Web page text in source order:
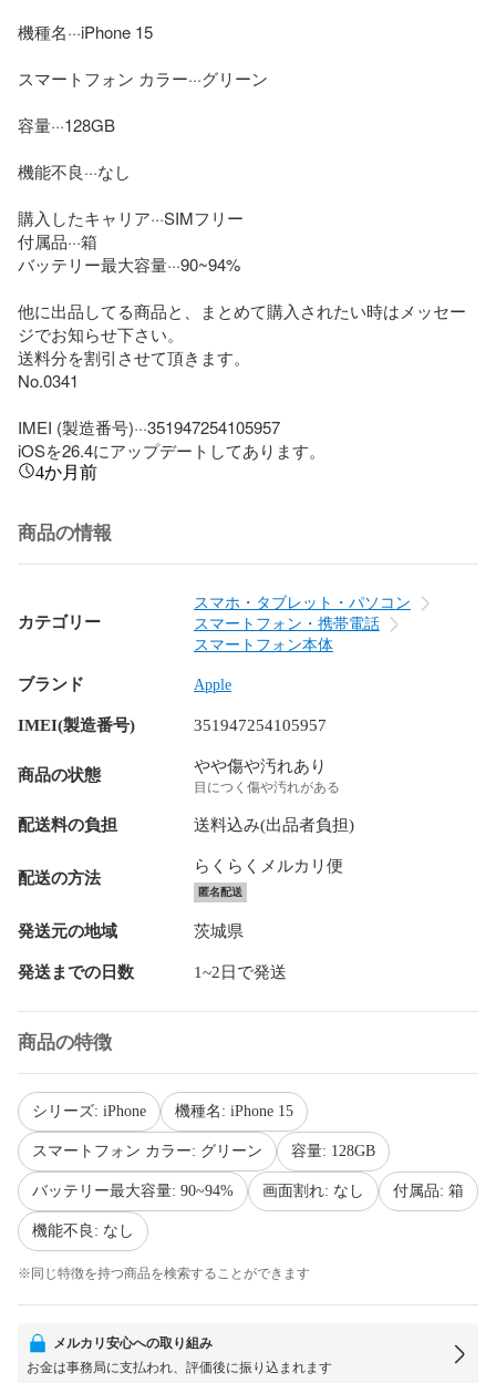
機種名···iPhone 15
スマートフォン カラー···グリーン
容量···128GB
機能不良···なし
購入したキャリア···SIMフリー
付属品···箱
バッテリー最大容量···90~94%
他に出品してる商品と、まとめて購入されたい時はメッセー
ジでお知らせ下さい。
送料分を割引させて頂きます。
No.0341
IMEI (製造番号)···351947254105957
iOSを26.4にアップデートしてあります。
4か月前
商品の情報
カテゴリー
スマホ・タブレット・パソコン
スマートフォン・携帯電話
スマートフォン本体
ブランド Apple
IMEI(製造番号) 351947254105957
商品の状態 やや傷や汚れあり
目につく傷や汚れがある
配送料の負担 送料込み(出品者負担)
配送の方法
らくらくメルカリ便
匿名配送
発送元の地域 茨城県
発送までの日数 1~2日で発送
商品の特徴
シリーズ: iPhone 機種名: iPhone 15
スマートフォン カラー: グリーン 容量: 128GB
バッテリー最大容量: 90~94% 画面割れ: なし 付属品: 箱
機能不良: なし
※同じ特徴を持つ商品を検索することができます
メルカリ安心への取り組み
お金は事務局に支払われ、評価後に振り込まれます